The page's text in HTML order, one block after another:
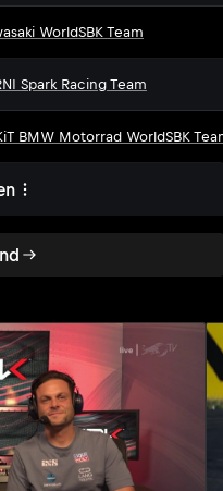
WorldSBK Team
Spark Racing Team
BMW Motorrad WorldSBK